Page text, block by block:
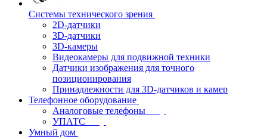
Системы технического зрения
2D-датчики
3D-датчики
3D-камеры
Видеокамеры для подвижной техники
Датчики изображения для точного
позиционирования
Принадлежности для 3D-датчиков и камер
Телефонное оборудование
Аналоговые телефоны
УПАТС
Умный дом